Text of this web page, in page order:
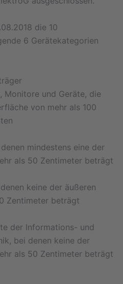
die 10
6 Gerätekategorien
Monitore und Geräte, die
von mehr als 100
mindestens eine der
als 50 Zentimeter beträgt
keine der äußeren
Zentimeter beträgt
der Informations- und
bei denen keine der
als 50 Zentimeter beträgt